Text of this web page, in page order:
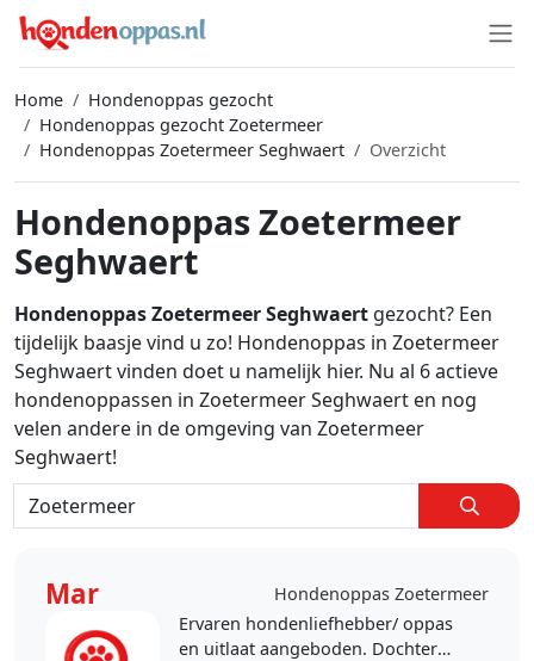
Home
Hondenoppas gezocht
Hondenoppas gezocht Zoetermeer
Hondenoppas Zoetermeer Seghwaert
Overzicht
Hondenoppas Zoetermeer
Seghwaert
Hondenoppas Zoetermeer Seghwaert gezocht? Een
tijdelijk baasje vind u zo! Hondenoppas in Zoetermeer
Seghwaert vinden doet u namelijk hier. Nu al 6 actieve
hondenoppassen in Zoetermeer Seghwaert en nog
velen andere in de omgeving van Zoetermeer
Seghwaert!
Mar
Hondenoppas Zoetermeer
Ervaren hondenliefhebber/ oppas
en uitlaat aangeboden. Dochter